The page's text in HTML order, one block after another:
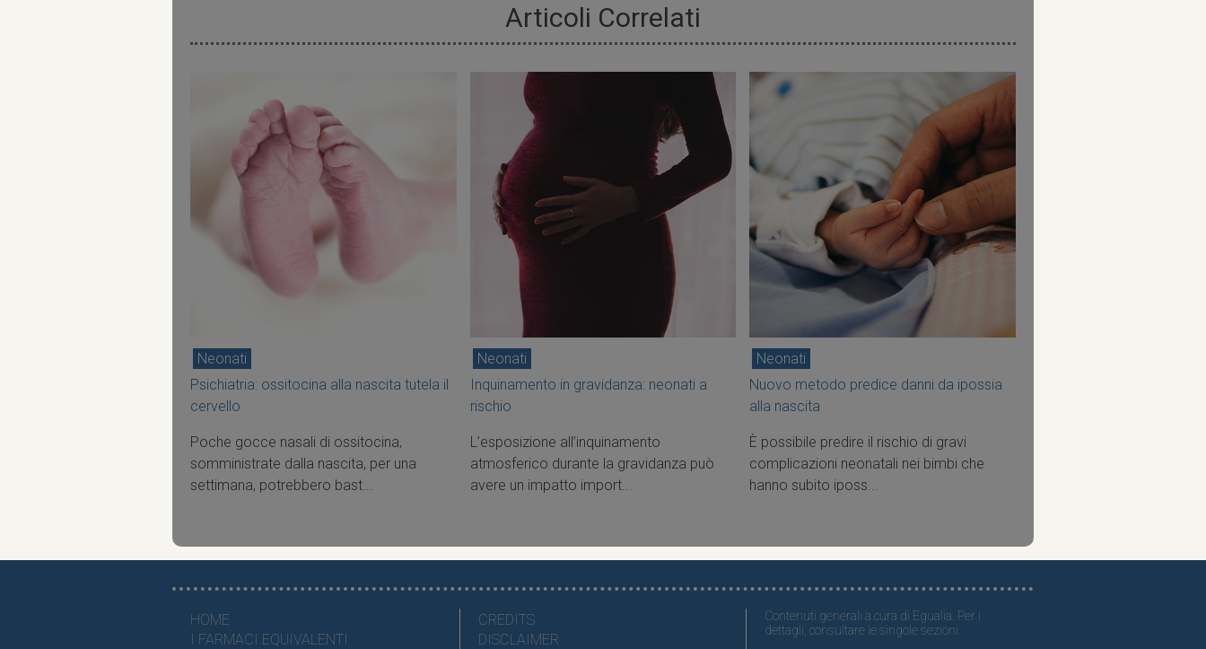
Articoli Correlati
Neonati
Psichiatria: ossitocina alla nascita tutela il
cervello
Poche gocce nasali di ossitocina,
somministrate dalla nascita, per una
settimana, potrebbero bast...
Neonati
Inquinamento in gravidanza: neonati a
rischio
L’esposizione all’inquinamento
atmosferico durante la gravidanza può
avere un impatto import...
Neonati
Nuovo metodo predice danni da ipossia
alla nascita
È possibile predire il rischio di gravi
complicazioni neonatali nei bimbi che
hanno subito iposs...
HOME
I FARMACI EQUIVALENTI
CREDITS
DISCLAIMER
Contenuti generali a cura di Egualia. Per i
dettagli, consultare le singole sezioni.